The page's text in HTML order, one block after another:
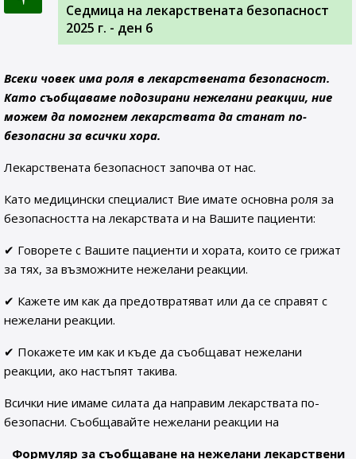
Седмица на лекарствената безопасност
2025 г. - ден 6
Всеки човек има роля в лекарствената безопасност.
Като съобщаваме подозирани нежелани реакции, ние
можем да помогнем лекарствата да станат по-
безопасни за всички хора.
Лекарствената безопасност започва от нас.
Като медицински специалист Вие имате основна роля за
безопасността на лекарствата и на Вашите пациенти:
✔ Говорете с Вашите пациенти и хората, които се грижат
за тях, за възможните нежелани реакции.
✔ Кажете им как да предотвратяват или да се справят с
нежелани реакции.
✔ Покажете им как и къде да съобщават нежелани
реакции, ако настъпят такива.
Всички ние имаме силата да направим лекарствата по-
безопасни. Съобщавайте нежелани реакции на
Формуляр за съобщаване на нежелани лекарствени